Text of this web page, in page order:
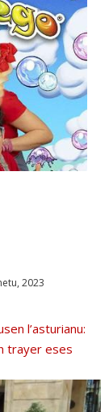
2023
l’asturianu:
trayer eses